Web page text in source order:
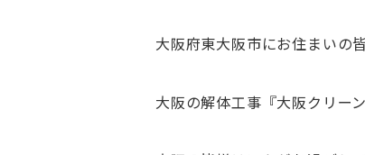
大阪府東大阪市にお住まいの
大阪の解体工事『大阪クリー